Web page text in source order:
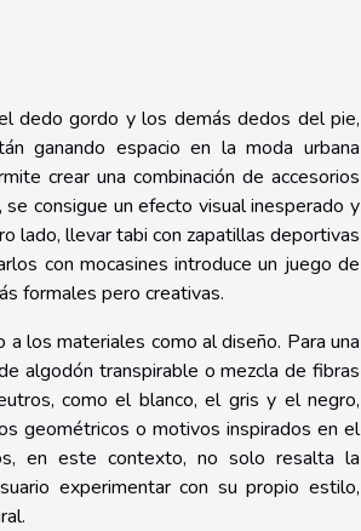
dedo gordo y los demás dedos del pie,
ganando espacio en la moda urbana
crear una combinación de accesorios
consigue un efecto visual inesperado y
lado, llevar tabi con zapatillas deportivas
con mocasines introduce un juego de
formales pero creativas.
los materiales como al diseño. Para una
algodón transpirable o mezcla de fibras
como el blanco, el gris y el negro,
geométricos o motivos inspirados en el
en este contexto, no solo resalta la
experimentar con su propio estilo,